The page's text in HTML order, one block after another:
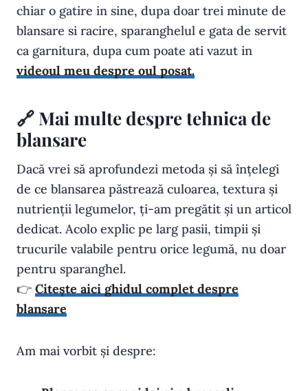
chiar o gatire in sine, dupa doar trei minute de
blansare si racire, sparanghelul e gata de servit
ca garnitura, dupa cum poate ati vazut in
videoul meu despre oul posat.
🔗 Mai multe despre tehnica de
blansare
Dacă vrei să aprofundezi metoda și să înțelegi
de ce blansarea păstrează culoarea, textura și
nutrienții legumelor, ți-am pregătit și un articol
dedicat. Acolo explic pe larg pasii, timpii și
trucurile valabile pentru orice legumă, nu doar
pentru sparanghel.
👉 Citește aici ghidul complet despre
blansare
Am mai vorbit și despre: